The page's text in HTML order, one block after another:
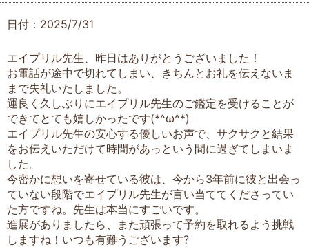
日付：2025/7/31
エイプリル先生、昨日はありがとうございました！
お電話が途中で切れてしまい、きちんとお礼を伝えないま
まで失礼いたしました。
運良く久しぶりにエイプリル先生のご鑑定を受けることが
できてとても嬉しかったです(*^ω^*)
エイプリル先生の安心する優しいお声で、サクサクと結果
をお伝えいただけて時間があっという間に過ぎてしまいま
した。
今密かに想いを寄せている彼は、今から3年前に彼と出会っ
ていない段階でエイプリル先生が言い当ててくださってい
た方ですね。先生は本当にすごいです。
進展がありましたら、また頑張って予約を取れるよう挑戦
しますね！いつも有難うございます?